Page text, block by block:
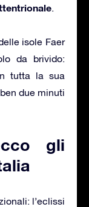
.
isole Faer
da brivido:
tutta la sua
due minuti
gli
l’eclissi